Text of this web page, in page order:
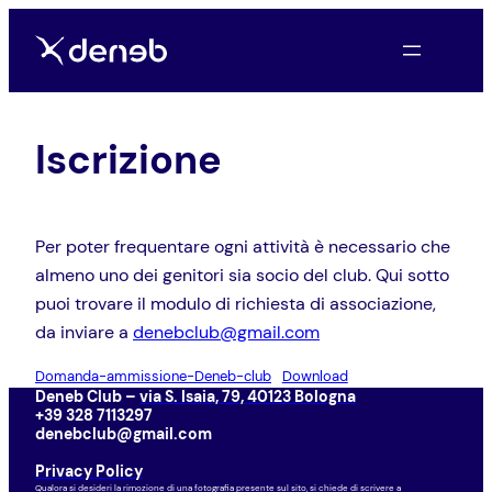
Iscrizione
Per poter frequentare ogni attività è necessario che
almeno uno dei genitori sia socio del club. Qui sotto
puoi trovare il modulo di richiesta di associazione,
da inviare a denebclub@gmail.com
Domanda-ammissione-Deneb-club Download
Deneb Club – via S. Isaia, 79, 40123 Bologna
+39 328 7113297
denebclub@gmail.com
Privacy Policy
Qualora si desideri la rimozione di una fotografia presente sul sito, si chiede di scrivere a